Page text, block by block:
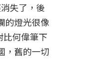
失了，後
的燈光很像
何偉筆下
，舊的一切